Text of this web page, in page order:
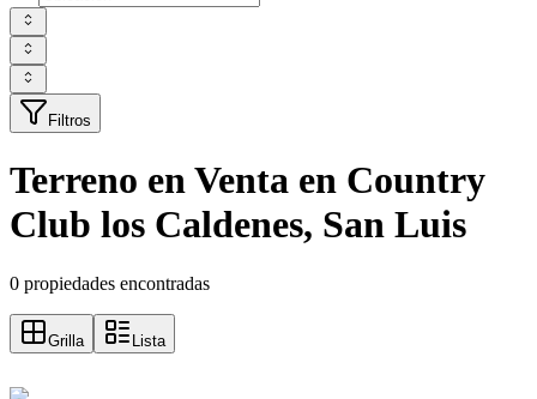
Filtros
Terreno en Venta en Country
Club los Caldenes, San Luis
0 propiedades encontradas
Grilla Lista